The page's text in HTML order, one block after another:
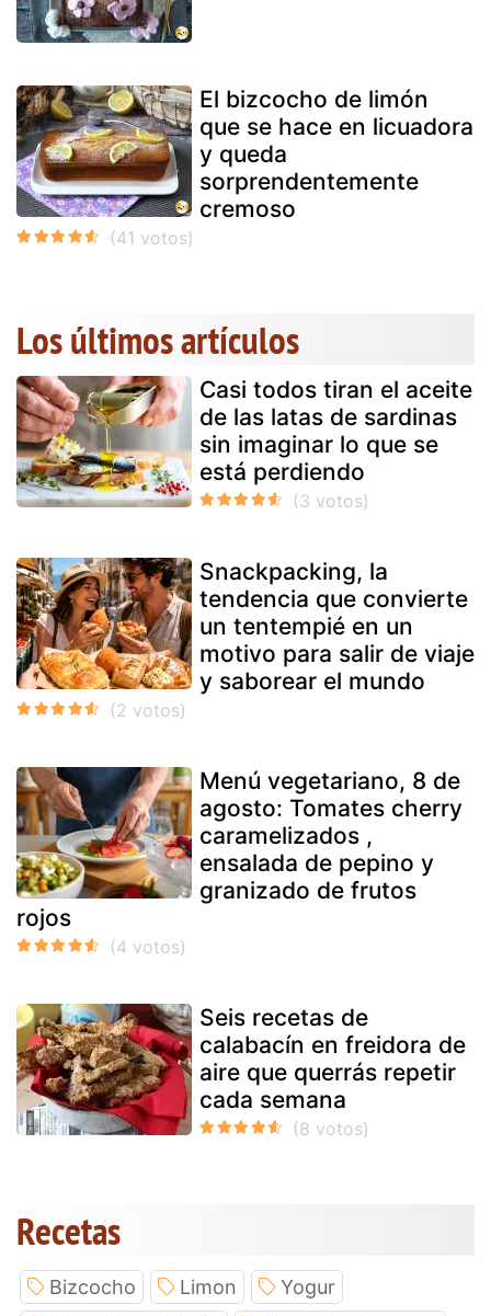
El bizcocho de limón
que se hace en licuadora
y queda
sorprendentemente
cremoso
Los últimos artículos
Casi todos tiran el aceite
de las latas de sardinas
sin imaginar lo que se
está perdiendo
Snackpacking, la
tendencia que convierte
un tentempié en un
motivo para salir de viaje
y saborear el mundo
Menú vegetariano, 8 de
agosto: Tomates cherry
caramelizados ,
ensalada de pepino y
granizado de frutos
rojos
Seis recetas de
calabacín en freidora de
aire que querrás repetir
cada semana
Recetas
Bizcocho Limon
Yogur